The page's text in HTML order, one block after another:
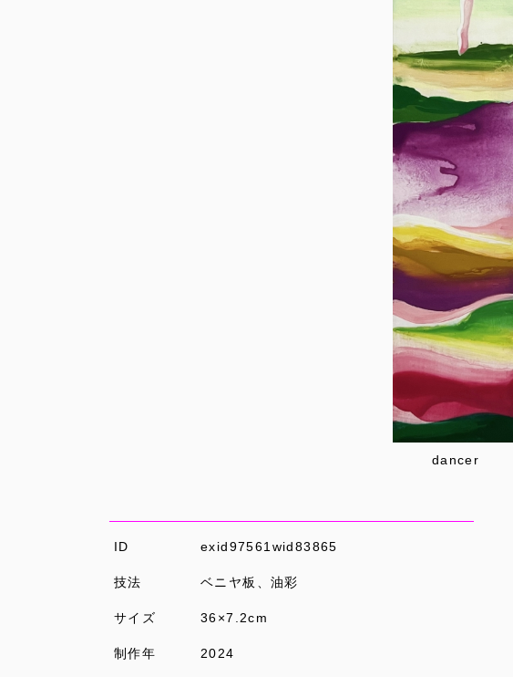
dancer
ID exid97561wid83865
技法 ベニヤ板、油彩
サイズ 36×7.2cm
制作年 2024